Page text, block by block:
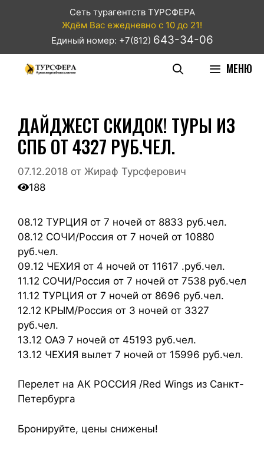
Сеть турагентств ТУРСФЕРА
Ждём Вас ежедневно с 10 до 21!
Единый номер: +7(812) 643-34-06
МЕНЮ
ДАЙДЖЕСТ СКИДОК! ТУРЫ ИЗ
СПБ ОТ 4327 РУБ.ЧЕЛ.
07.12.2018 от Жираф Турсферович
188
08.12 ТУРЦИЯ от 7 ночей от 8833 руб.чел.
08.12 СОЧИ/Россия от 7 ночей от 10880
руб.чел.
09.12 ЧЕХИЯ от 4 ночей от 11617 .руб.чел.
11.12 СОЧИ/Россия от 7 ночей от 7538 руб.чел
11.12 ТУРЦИЯ от 7 ночей от 8696 руб.чел.
12.12 КРЫМ/Россия от 3 ночей от 3327
руб.чел.
13.12 ОАЭ 7 ночей от 45193 руб.чел.
13.12 ЧЕХИЯ вылет 7 ночей от 15996 руб.чел.
Перелет на АК РОССИЯ /Red Wings из Санкт-
Петербурга
Бронируйте, цены снижены!